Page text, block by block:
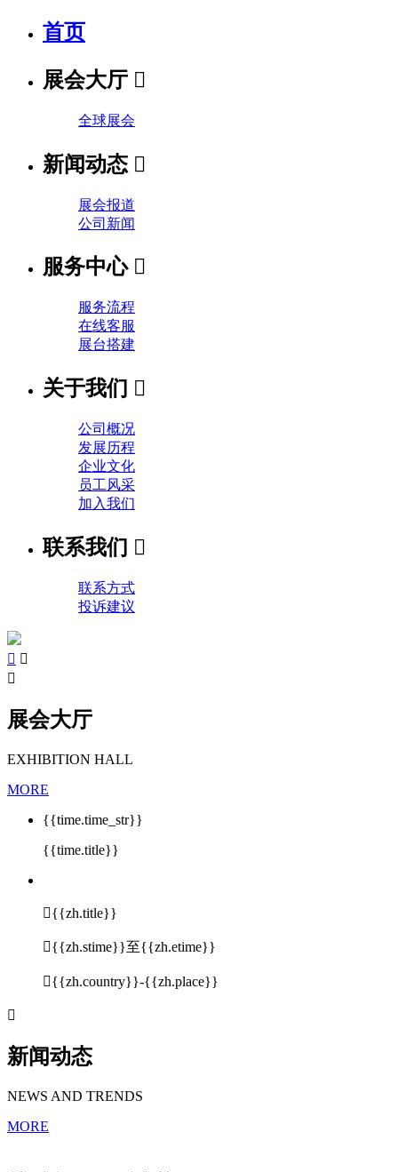
首页
展会大厅 
全球展会
新闻动态 
展会报道
公司新闻
服务中心 
服务流程
在线客服
展台搭建
关于我们 
公司概况
发展历程
企业文化
员工风采
加入我们
联系我们 
联系方式
投诉建议
 

展会大厅
EXHIBITION HALL
MORE
{{time.time_str}}
{{time.title}}
{{zh.title}}
{{zh.stime}}至{{zh.etime}}
{{zh.country}}-{{zh.place}}

新闻动态
NEWS AND TRENDS
MORE